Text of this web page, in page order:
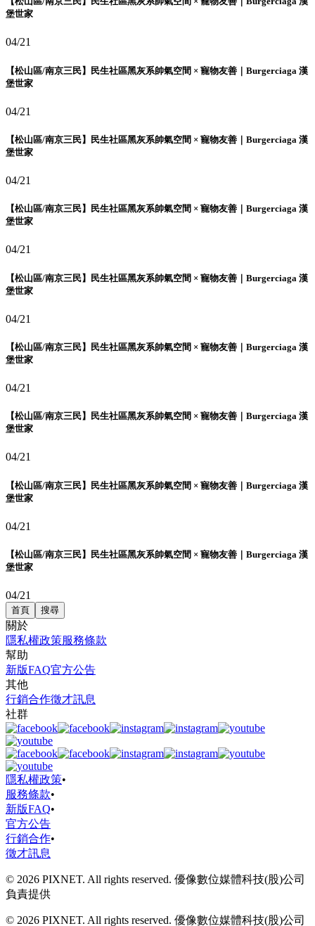
堡世家
04/21
【松山區/南京三民】民生社區黑灰系帥氣空間 × 寵物友善｜Burgerciaga 漢
堡世家
04/21
【松山區/南京三民】民生社區黑灰系帥氣空間 × 寵物友善｜Burgerciaga 漢
堡世家
04/21
【松山區/南京三民】民生社區黑灰系帥氣空間 × 寵物友善｜Burgerciaga 漢
堡世家
04/21
【松山區/南京三民】民生社區黑灰系帥氣空間 × 寵物友善｜Burgerciaga 漢
堡世家
04/21
【松山區/南京三民】民生社區黑灰系帥氣空間 × 寵物友善｜Burgerciaga 漢
堡世家
04/21
【松山區/南京三民】民生社區黑灰系帥氣空間 × 寵物友善｜Burgerciaga 漢
堡世家
04/21
【松山區/南京三民】民生社區黑灰系帥氣空間 × 寵物友善｜Burgerciaga 漢
堡世家
04/21
【松山區/南京三民】民生社區黑灰系帥氣空間 × 寵物友善｜Burgerciaga 漢
堡世家
04/21
首頁 搜尋
關於
隱私權政策服務條款
幫助
新版FAQ官方公告
其他
行銷合作徵才訊息
社群
隱私權政策•
服務條款•
新版FAQ•
官方公告
行銷合作•
徵才訊息
© 2026 PIXNET. All rights reserved. 優像數位媒體科技(股)公司
負責提供
© 2026 PIXNET. All rights reserved. 優像數位媒體科技(股)公司